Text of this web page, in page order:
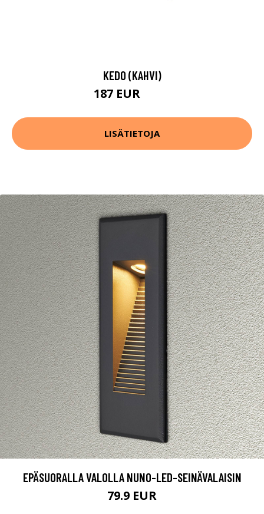
KEDO (KAHVI)
187 EUR
LISÄTIETOJA
EPÄSUORALLA VALOLLA NUNO-LED-SEINÄVALAISIN
79.9 EUR